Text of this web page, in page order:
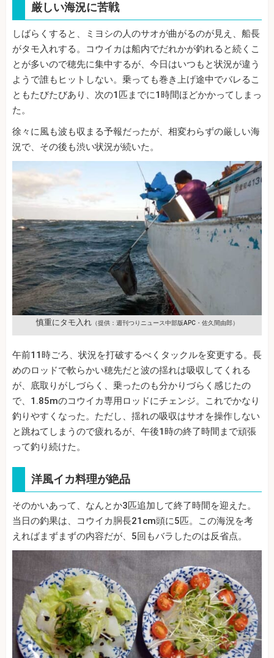
厳しい海況に苦戦
しばらくすると、ミヨシの人のサオが曲がるのが見え、船長
がタモ入れする。コウイカは船内でだれかが釣れると続くこ
とが多いので穂先に集中するが、今日はいつもと状況が違う
ようで誰もヒットしない。乗っても巻き上げ途中でバレるこ
ともたびたびあり、次の1匹までに1時間ほどかかってしまっ
た。
徐々に風も波も収まる予報だったが、相変わらずの厳しい海
況で、その後も渋い状況が続いた。
慎重にタモ入れ（提供：週刊つりニュース中部版APC・佐久間由郎）
午前11時ごろ、状況を打破するべくタックルを変更する。長
めのロッドで軟らかい穂先だと波の揺れは吸収してくれる
が、底取りがしづらく、乗ったのも分かりづらく感じたの
で、1.85mのコウイカ専用ロッドにチェンジ。これでかなり
釣りやすくなった。ただし、揺れの吸収はサオを操作しない
と跳ねてしまうので疲れるが、午後1時の終了時間まで頑張
って釣り続けた。
洋風イカ料理が絶品
そのかいあって、なんとか3匹追加して終了時間を迎えた。
当日の釣果は、コウイカ胴長21cm頭に5匹。この海況を考
えればまずまずの内容だが、5回もバラしたのは反省点。